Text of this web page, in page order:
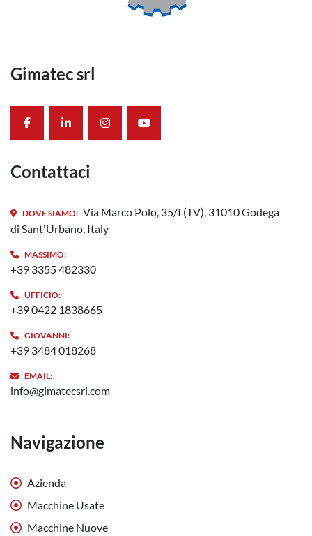
Gimatec srl
facebooklinkedininstagramyoutube
Contattaci
DOVE SIAMO: Via Marco Polo, 35/I (TV), 31010 Godega
di Sant'Urbano, Italy
MASSIMO:
+39 3355 482330
UFFICIO:
+39 0422 1838665
GIOVANNI:
+39 3484 018268
EMAIL:
info@gimatecsrl.com
Navigazione
Azienda
Macchine Usate
Macchine Nuove